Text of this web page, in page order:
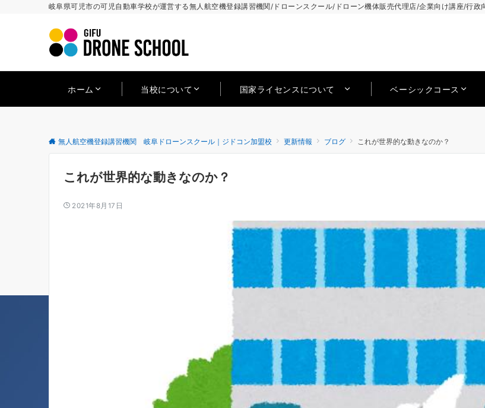
岐阜県可児市の可児自動車学校が運営する無人航空機登録講習機関/ドローンスクール/ドローン機体販売代理店/企業向け講座/行政
ホーム 当校について 国家ライセンスについて ベーシックコース
無人航空機登録講習機関 岐阜ドローンスクール｜ジドコン加盟校 更新情報 ブログ これが世界的な動きなのか？
これが世界的な動きなのか？
2021年8月17日